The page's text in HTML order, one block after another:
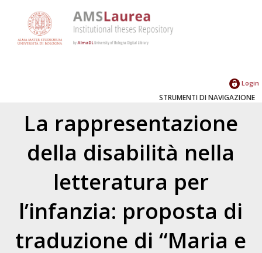
Login
STRUMENTI DI NAVIGAZIONE
La rappresentazione
della disabilità nella
letteratura per
l’infanzia: proposta di
traduzione di “Maria e